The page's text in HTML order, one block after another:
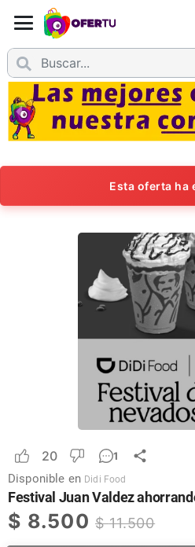
Esta oferta ha
20 1
Disponible en Didi Food
Festival Juan Valdez
$ 8.500 $11.500